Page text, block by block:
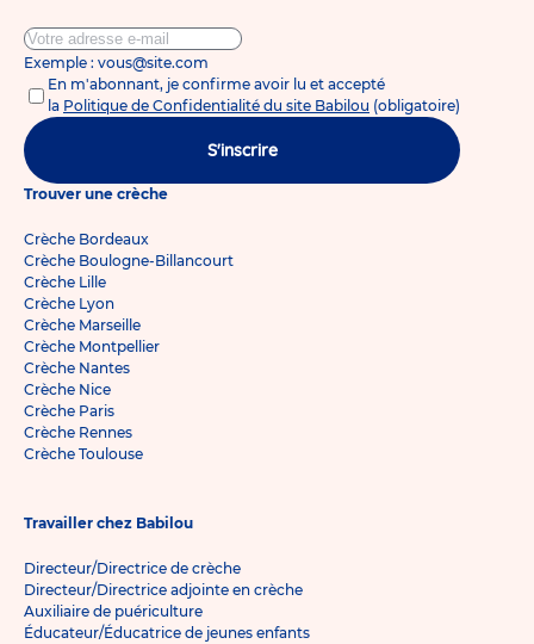
Exemple : vous@site.com
En m'abonnant, je confirme avoir lu et accepté
la Politique de Confidentialité du site Babilou (obligatoire)
S'inscrire
Trouver une crèche
Crèche Bordeaux
Crèche Boulogne-Billancourt
Crèche Lille
Crèche Lyon
Crèche Marseille
Crèche Montpellier
Crèche Nantes
Crèche Nice
Crèche Paris
Crèche Rennes
Crèche Toulouse
Travailler chez Babilou
Directeur/Directrice de crèche
Directeur/Directrice adjointe en crèche
Auxiliaire de puériculture
Éducateur/Éducatrice de jeunes enfants